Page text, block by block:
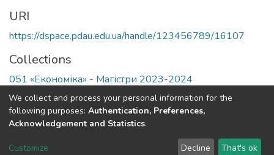
URI
https://dspace.pdau.edu.ua/handle/123456789/16107
Collections
051 «Економіка» - Магістри 2023-2024
Full item page
DSpace software copyright © 2002-2026 LYRASIS
We collect and process your personal information for the
following purposes: Authentication, Preferences,
Acknowledgement and Statistics.
Customize Decline That's ok